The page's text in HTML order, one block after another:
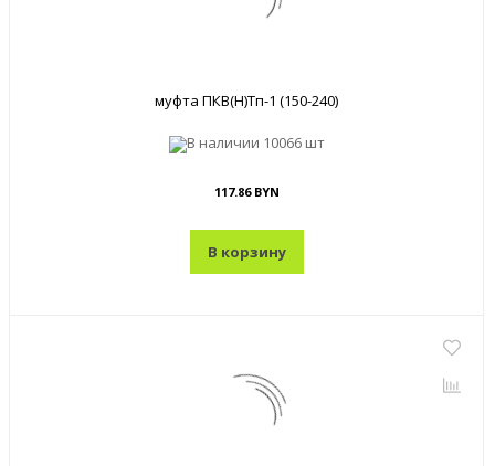
муфта ПКВ(Н)Тп-1 (150-240)
В наличии 10066 шт
117.86 BYN
В корзину